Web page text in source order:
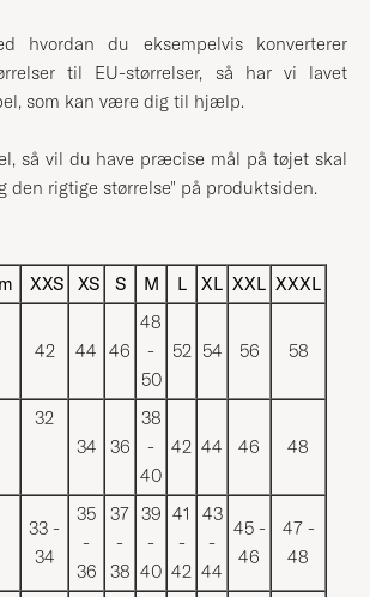
hvordan du eksempelvis konverterer
til EU-størrelser, så har vi lavet
som kan være dig til hjælp.
så vil du have præcise mål på tøjet skal
rigtige størrelse" på produktsiden.
XXS XS S M L XL XXL XXXL
42 44 46
48
-
50
52 54 56 58
32
34
36
38
-
40
42 44 46 48
33 -
34
35
-
36
37
-
38
39
-
40
41
-
42
43
-
44
45 -
46
47 -
48